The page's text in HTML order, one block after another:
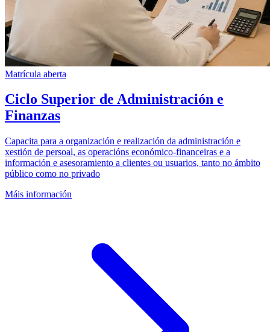
Matrícula aberta
Ciclo Superior de Administración e
Finanzas
Capacita para a organización e realización da administración e
xestión de persoal, as operacións económico-financeiras e a
información e asesoramiento a clientes ou usuarios, tanto no ámbito
público como no privado
Máis información